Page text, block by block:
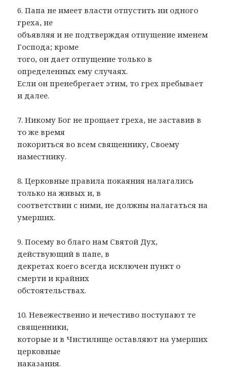
6. Папа не имеет власти отпустить ни одного
греха, не
объявляя и не подтверждая отпущение именем
Господа; кроме
того, он дает отпущение только в
определенных ему случаях.
Если он пренебрегает этим, то грех пребывает
и далее.
7. Никому Бог не прощает греха, не заставив в
то же время
покориться во всем священнику, Своему
наместнику.
8. Церковные правила покаяния налагались
только на живых и, в
соответствии с ними, не должны налагаться на
умерших.
9. Посему во благо нам Святой Дух,
действующий в папе, в
декретах коего всегда исключен пункт о
смерти и крайних
обстоятельствах.
10. Невежественно и нечестиво поступают те
священники,
которые и в Чистилище оставляют на умерших
церковные
наказания.